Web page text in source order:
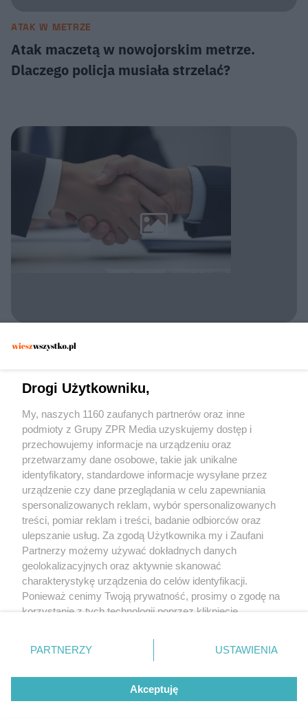
ATAK W METRZE
Atak maczetą w nowojorskim metrze.
Dlaczego policja musiała strzelać?
warunki stawia Ławrow?
Żaden utwór zamieszczony w serwisie nie może być powielany i
rozpowszechniany lub dalej rozpowszechniany w jakikolwiek sposób (w tym
także elektroniczny lub mechaniczny) na jakimkolwiek polu eksploatacji w
jakiejkolwiek formie, włącznie z umieszczaniem w Internecie bez pisemnej
zgody właściciela praw. Jakiekolwiek użycie lub wykorzystanie utworów w
całości lub w części z naruszeniem prawa, tzn. bez właściwej zgody, jest
zabronione pod groźbą kary i może być ścigane prawnie.
Drogi Użytkowniku,
My, naszych 1160 zaufanych partnerów oraz inne
podmioty z Grupy ZPR Media uzyskujemy dostęp i
przechowujemy informacje na urządzeniu oraz
przetwarzamy dane osobowe, takie jak unikalne
identyfikatory, standardowe informacje wysyłane przez
urządzenie czy dane przeglądania w celu zapewniania
spersonalizowanych reklam, wybór spersonalizowanych
treści, pomiar reklam i treści, badanie odbiorców oraz
ulepszanie usług. Za zgodą Użytkownika my i Zaufani
Partnerzy możemy używać dokładnych danych
geolokalizacyjnych oraz aktywnie skanować
charakterystykę urządzenia do celów identyfikacji.
Ponieważ cenimy Twoją prywatność, prosimy o zgodę na
korzystanie z tych technologii poprzez kliknięcie
zmienić/wycofać klikając przycisk ustawień prywatności
znajdujący się w lewym dolnym rogu strony
rodzaje przetwarzania danych nie wymagają zgody
użytkownika, ale masz prawo sprzeciwić się takiemu
przetwarzaniu. Preferencje będą miały zastosowanie tylko
PARTNERZY USTAWIENIA
Akceptuję